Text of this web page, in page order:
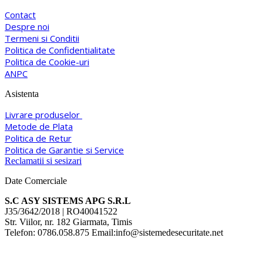
Contact
Despre noi
Termeni si Conditii
Politica de Confidentialitate
Politica de Cookie-uri
ANPC
Asistenta
Livrare produselor
Metode de Plata
Politica de Retur
Politica de Garantie si Service
Reclamatii si sesizari
Date Comerciale
S.C ASY SISTEMS APG S.R.L
J35/3642/2018 | RO40041522
Str. Viilor, nr. 182 Giarmata, Timis
Telefon: 0786.058.875 Email:info@sistemedesecuritate.net